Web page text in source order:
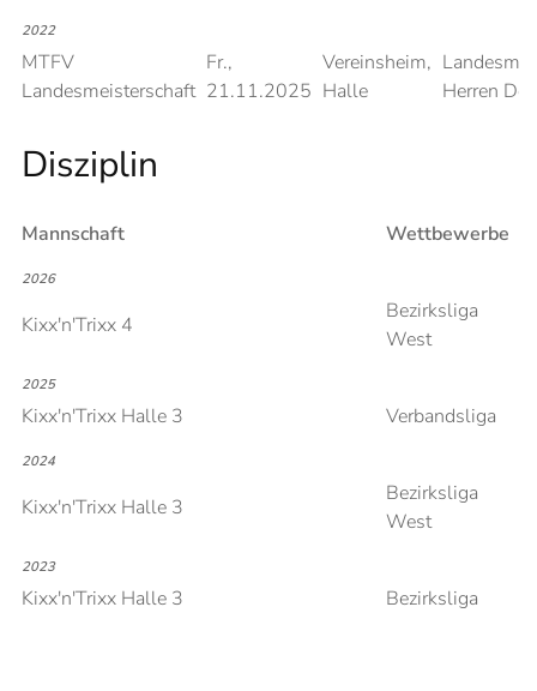
2022
MTFV
Landesmeisterschaft
Fr.,
21.11.2025
Vereinsheim,
Halle
Herren
Disziplin
Mannschaft Wettbewerbe
2026
Kixx'n'Trixx 4
Bezirksliga
West
2025
Kixx'n'Trixx Halle 3 Verbandsliga
2024
Kixx'n'Trixx Halle 3
Bezirksliga
West
2023
Kixx'n'Trixx Halle 3 Bezirksliga